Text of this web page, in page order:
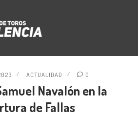
ACTUALIDAD 0
Navalón en la
de Fallas